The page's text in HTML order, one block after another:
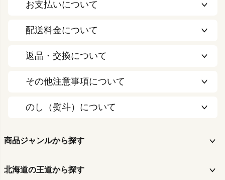
お支払いについて
配送料金について
返品・交換について
その他注意事項について
のし（熨斗）について
商品ジャンルから探す
北海道の王道から探す